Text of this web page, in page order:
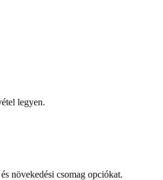
legyen.
növekedési csomag opciókat.